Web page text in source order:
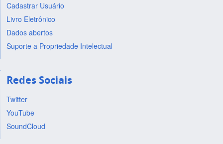
Cadastrar Usuário
Livro Eletrônico
Dados abertos
Suporte a Propriedade Intelectual
Redes Sociais
Twitter
YouTube
SoundCloud